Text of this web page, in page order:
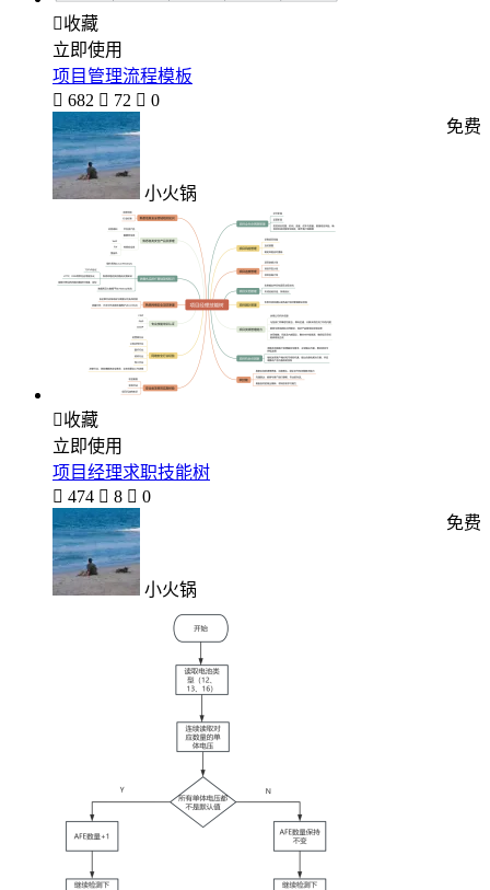
收藏
立即使用
项目管理流程模板
 682  72  0
小火锅
免费
收藏
立即使用
项目经理求职技能树
 474  8  0
小火锅
免费